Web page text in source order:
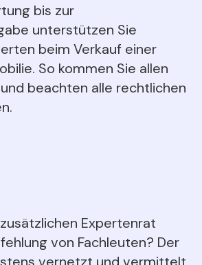
bis zur
unterstützen Sie
beim Verkauf einer
So kommen Sie allen
beachten alle rechtlichen
Expertenrat
von Fachleuten? Der
vernetzt und vermittelt